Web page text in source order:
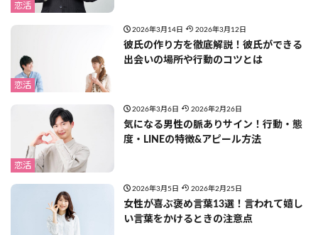
恋活
恋活
2026年3月14日 2026年3月12日
彼氏の作り方を徹底解説！彼氏ができる
出会いの場所や行動のコツとは
恋活
2026年3月6日 2026年2月26日
気になる男性の脈ありサイン！行動・態
度・LINEの特徴&アピール方法
2026年3月5日 2026年2月25日
女性が喜ぶ褒め言葉13選！言われて嬉し
い言葉をかけるときの注意点